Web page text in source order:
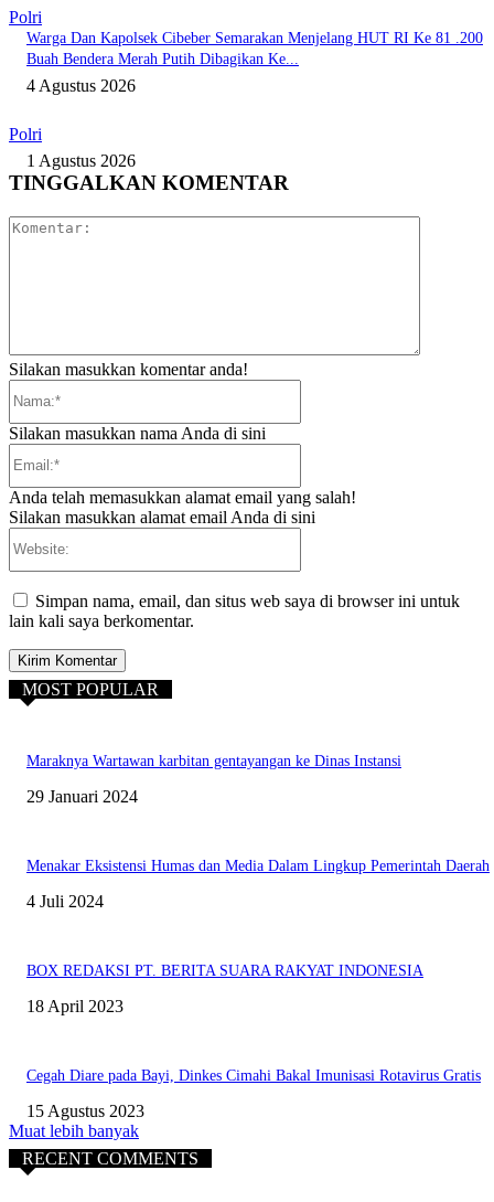
Polri
Warga Dan Kapolsek Cibeber Semarakan Menjelang HUT RI Ke 81 .200
Buah Bendera Merah Putih Dibagikan Ke...
4 Agustus 2026
Polri
1 Agustus 2026
TINGGALKAN KOMENTAR
Silakan masukkan komentar anda!
Silakan masukkan nama Anda di sini
Anda telah memasukkan alamat email yang salah!
Silakan masukkan alamat email Anda di sini
Simpan nama, email, dan situs web saya di browser ini untuk
lain kali saya berkomentar.
MOST POPULAR
Maraknya Wartawan karbitan gentayangan ke Dinas Instansi
29 Januari 2024
Menakar Eksistensi Humas dan Media Dalam Lingkup Pemerintah Daerah
4 Juli 2024
BOX REDAKSI PT. BERITA SUARA RAKYAT INDONESIA
18 April 2023
Cegah Diare pada Bayi, Dinkes Cimahi Bakal Imunisasi Rotavirus Gratis
15 Agustus 2023
Muat lebih banyak
RECENT COMMENTS